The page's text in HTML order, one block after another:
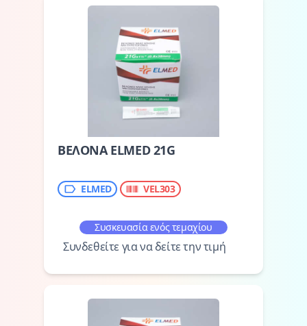
ΒΕΛΟΝΑ ELMED 21G
ELMED VEL303
Συσκευασία ενός τεμαχίου
Συνδεθείτε για να δείτε την τιμή